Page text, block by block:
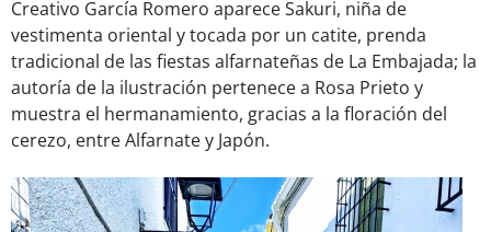
Creativo García Romero aparece Sakuri, niña de
vestimenta oriental y tocada por un catite, prenda
tradicional de las fiestas alfarnateñas de La Embajada; la
autoría de la ilustración pertenece a Rosa Prieto y
muestra el hermanamiento, gracias a la floración del
cerezo, entre Alfarnate y Japón.